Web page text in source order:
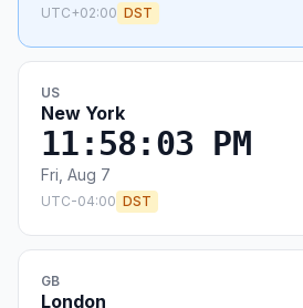
UTC+02:00 DST
US
New York
11:58:03 PM
Fri, Aug 7
UTC-04:00 DST
GB
London